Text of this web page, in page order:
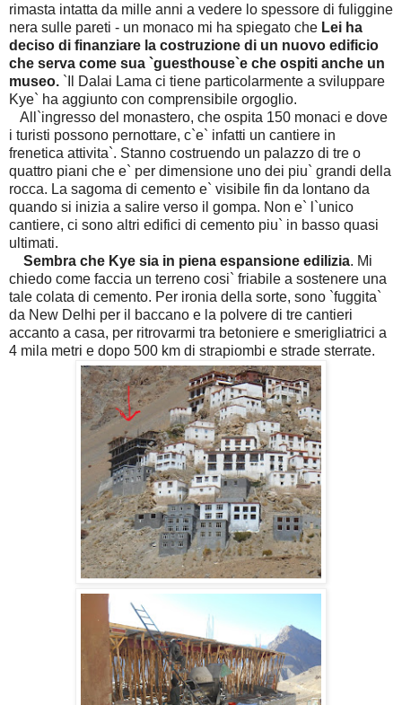
rimasta intatta da mille anni a vedere lo spessore di fuliggine
nera sulle pareti - un monaco mi ha spiegato che Lei ha
deciso di finanziare la costruzione di un nuovo edificio
che serva come sua `guesthouse`e che ospiti anche un
museo. `Il Dalai Lama ci tiene particolarmente a sviluppare
Kye` ha aggiunto con comprensibile orgoglio.
All`ingresso del monastero, che ospita 150 monaci e dove
i turisti possono pernottare, c`e` infatti un cantiere in
frenetica attivita`. Stanno costruendo un palazzo di tre o
quattro piani che e` per dimensione uno dei piu` grandi della
rocca. La sagoma di cemento e` visibile fin da lontano da
quando si inizia a salire verso il gompa. Non e` l`unico
cantiere, ci sono altri edifici di cemento piu` in basso quasi
ultimati.
Sembra che Kye sia in piena espansione edilizia. Mi
chiedo come faccia un terreno cosi` friabile a sostenere una
tale colata di cemento. Per ironia della sorte, sono `fuggita`
da New Delhi per il baccano e la polvere di tre cantieri
accanto a casa, per ritrovarmi tra betoniere e smerigliatrici a
4 mila metri e dopo 500 km di strapiombi e strade sterrate.